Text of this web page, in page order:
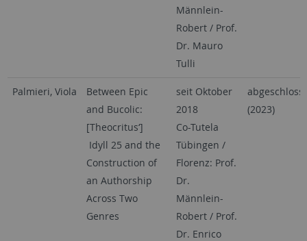
Männlein-
Robert / Prof.
Dr. Mauro
Tulli
Palmieri, Viola
Between Epic
and Bucolic:
[Theocritus‘]
Idyll 25 and the
Construction of
an Authorship
Across Two
Genres
seit Oktober
2018
Co-Tutela
Tübingen /
Florenz: Prof.
Dr.
Männlein-
Robert / Prof.
Dr. Enrico
(2023)